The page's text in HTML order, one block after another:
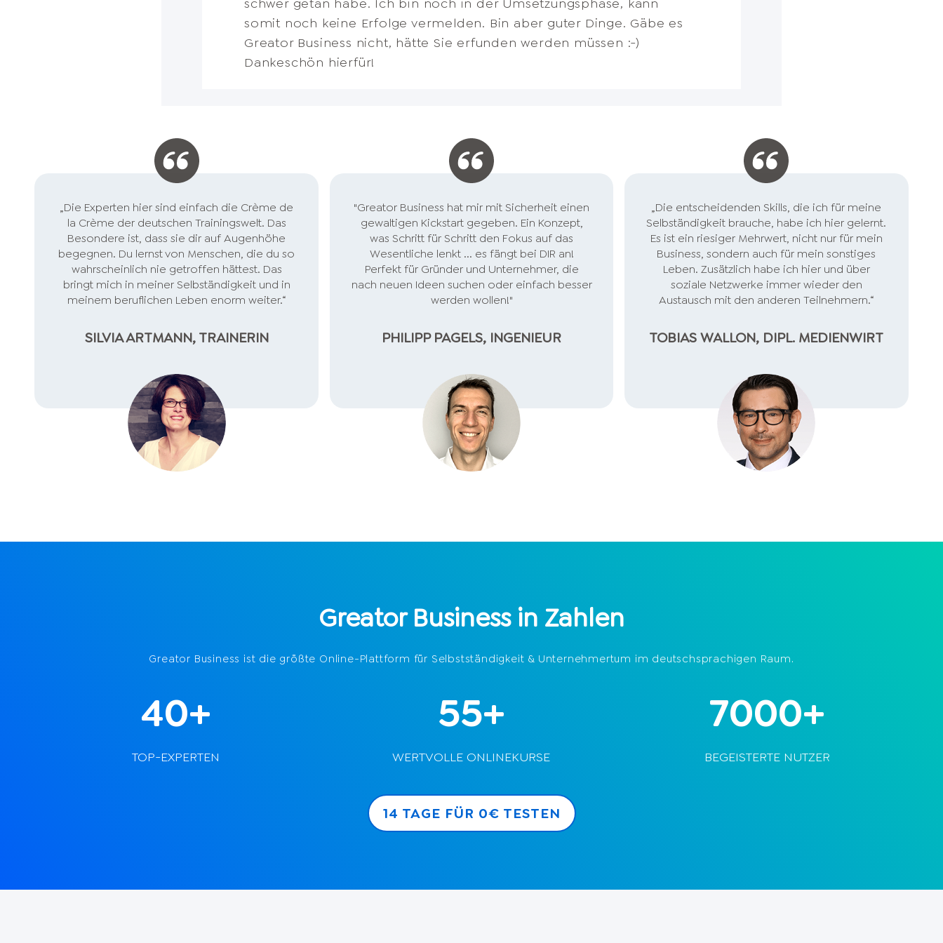
schwer getan habe. Ich bin noch in der Umsetzungsphase, kann
somit noch keine Erfolge vermelden. Bin aber guter Dinge. Gäbe es
Greator Business nicht, hätte Sie erfunden werden müssen :-)
Dankeschön hierfür!
Mitmenschen und Strukturen im Management gelernt. Hier finde ich
jederzeit verfügbares Wissen zu (fast) allen Themen, die ich für meine
persönliche- und unternehmerische Entwicklung brauche. Zudem bin
ich verliebt in eure Art mit Kunden umzugehen. Ihr zentriert unsere
mir erst jetzt so nach und nach Klarheit verschaffen, welches Thema
für mich persönlich überhaupt relevant bzw. noch ausbaufähig ist.
besser benennen. Durch die verschiedenen Inhalte konnten immer
wieder Barrieren gelöst werden, die bisher aufgehalten haben.
machen. Vor allem macht mir der Spririt, den man durchgängig in
den Kursen spüren kann, sehr viel Mut. Denn ich komme aus einem
Haushalt, dem Unternehmertun völlig unbekannt ist.
für alltägliche Anwendung. Anschließend, komme ich aus der Ukraine
und die Kurse sind wie eine Integration für mich. Danke für die
brainwasching:-) und neue Realität.
Business zu bringen.
„Die Experten hier sind einfach die Crème de
la Crème der deutschen Trainingswelt. Das
Besondere ist, dass sie dir auf Augenhöhe
begegnen. Du lernst von Menschen, die du so
wahrscheinlich nie getroffen hättest. Das
bringt mich in meiner Selbständigkeit und in
meinem beruflichen Leben enorm weiter.“
SILVIA ARTMANN, TRAINERIN
"Greator Business hat mir mit Sicherheit einen
gewaltigen Kickstart gegeben. Ein Konzept,
was Schritt für Schritt den Fokus auf das
Wesentliche lenkt ... es fängt bei DIR an!
Perfekt für Gründer und Unternehmer, die
nach neuen Ideen suchen oder einfach besser
werden wollen!"
PHILIPP PAGELS, INGENIEUR
„Die entscheidenden Skills, die ich für meine
Selbständigkeit brauche, habe ich hier gelernt.
Es ist ein riesiger Mehrwert, nicht nur für mein
Business, sondern auch für mein sonstiges
Leben. Zusätzlich habe ich hier und über
soziale Netzwerke immer wieder den
Austausch mit den anderen Teilnehmern.“
TOBIAS WALLON, DIPL. MEDIENWIRT
Greator Business in Zahlen​
Greator Business ist die größte Online-Plattform für Selbstständigkeit & Unternehmertum im deutschsprachigen Raum.
40+
TOP-EXPERTEN
55+
WERTVOLLE ONLINEKURSE
7000+
BEGEISTERTE NUTZER
14 TAGE FÜR 0€ TESTEN